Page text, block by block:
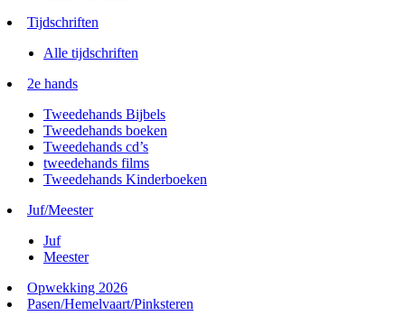
Tijdschriften
Alle tijdschriften
2e hands
Tweedehands Bijbels
Tweedehands boeken
Tweedehands cd’s
tweedehands films
Tweedehands Kinderboeken
Juf/Meester
Juf
Meester
Opwekking 2026
Pasen/Hemelvaart/Pinksteren